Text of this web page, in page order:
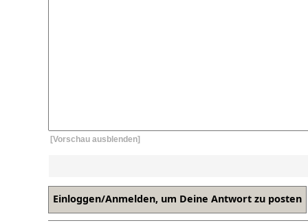
[Vorschau ausblenden]